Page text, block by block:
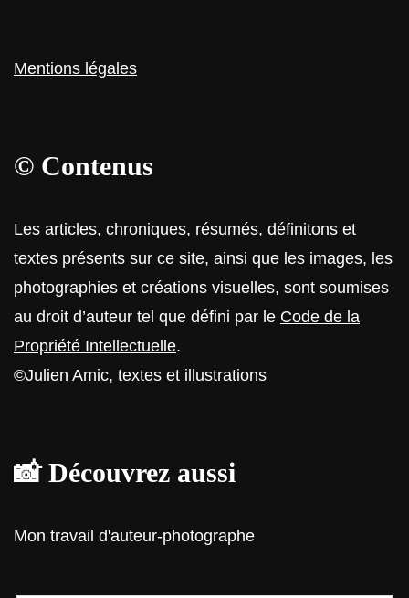
Mentions légales
© Contenus
Les articles, chroniques, résumés, définitons et
textes présents sur ce site, ainsi que les images, les
photographies et créations visuelles, sont soumises
au droit d’auteur tel que défini par le Code de la
Propriété Intellectuelle.
©Julien Amic, textes et illustrations
📸 Découvrez aussi
Mon travail d'auteur-photographe